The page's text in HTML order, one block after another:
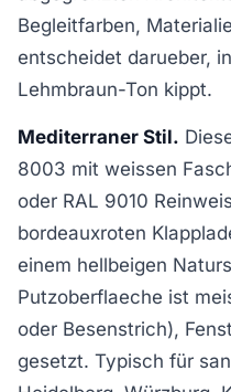
Begleitfarben,
entscheidet darueber,
Lehmbraun-Ton kippt.
Mediterraner Stil.
8003 mit weissen
oder RAL 9010
bordeauxroten
einem hellbeigen
Putzoberflaeche ist
oder Besenstrich),
gesetzt. Typisch für